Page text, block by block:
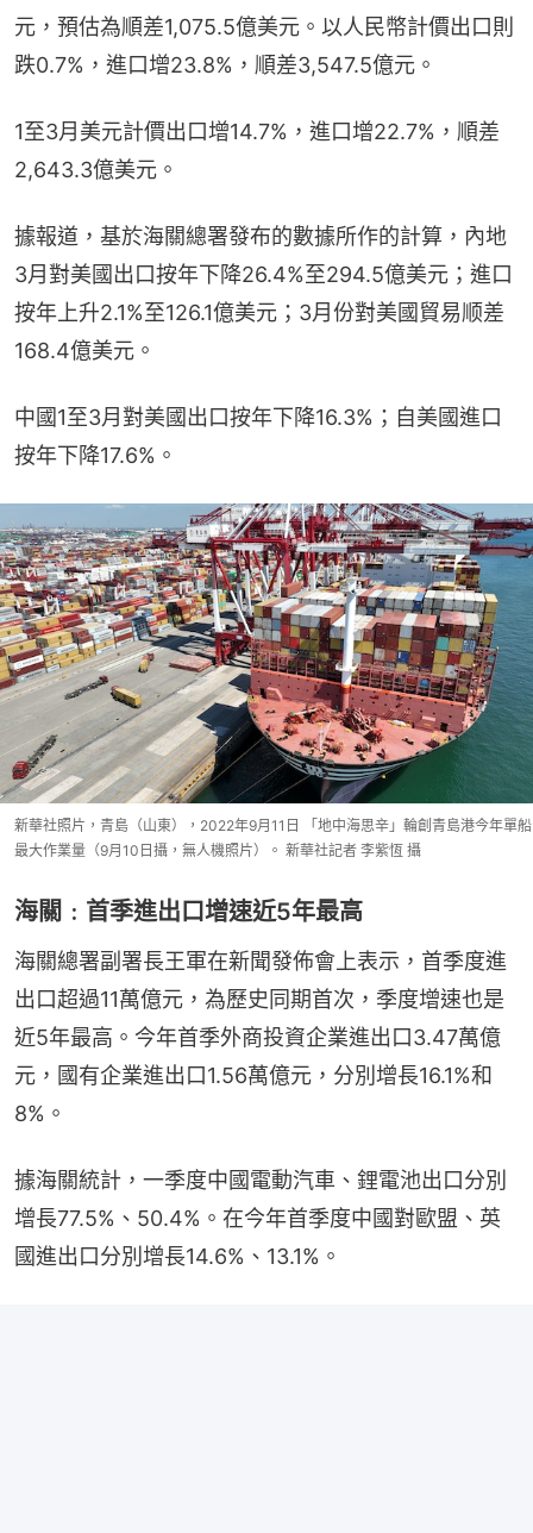
元，預估為順差1,075.5億美元。以人民幣計價出口則
跌0.7%，進口增23.8%，順差3,547.5億元。
1至3月美元計價出口增14.7%，進口增22.7%，順差
2,643.3億美元。
據報道，基於海關總署發布的數據所作的計算，內地
3月對美國出口按年下降26.4%至294.5億美元；進口
按年上升2.1%至126.1億美元；3月份對美國貿易顺差
168.4億美元。
中國1至3月對美國出口按年下降16.3%；自美國進口
按年下降17.6%。
新華社照片，青島（山東），2022年9月11日 「地中海思辛」輪創青島港今年單船
最大作業量（9月10日攝，無人機照片）。 新華社記者 李紫恆 攝
海關﹕首季進出口增速近5年最高
海關總署副署長王軍在新聞發佈會上表示，首季度進
出口超過11萬億元，為歷史同期首次，季度增速也是
近5年最高。今年首季外商投資企業進出口3.47萬億
元，國有企業進出口1.56萬億元，分別增長16.1%和
8%。
據海關統計，一季度中國電動汽車、鋰電池出口分別
增長77.5%、50.4%。在今年首季度中國對歐盟、英
國進出口分別增長14.6%、13.1%。